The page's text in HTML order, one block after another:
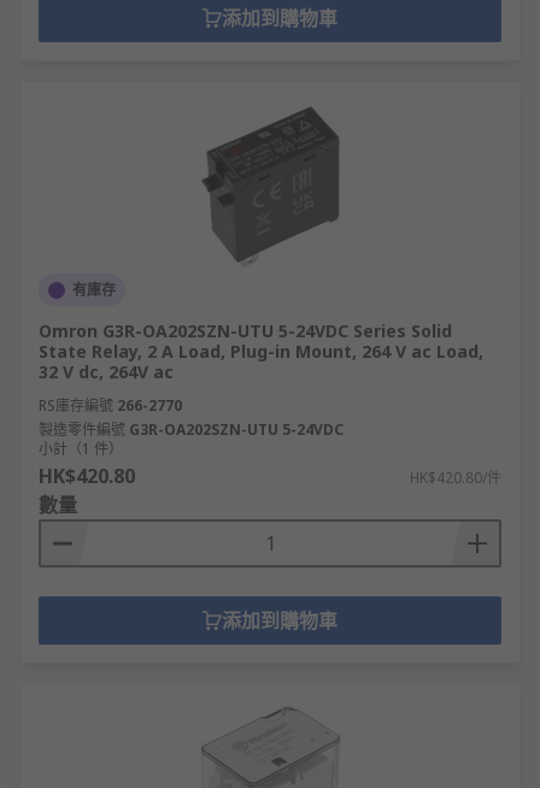
添加到購物車
有庫存
Omron G3R-OA202SZN-UTU 5-24VDC Series Solid
State Relay, 2 A Load, Plug-in Mount, 264 V ac Load,
32 V dc, 264V ac
RS庫存編號 266-2770
製造零件編號 G3R-OA202SZN-UTU 5-24VDC
小計（1 件）
HK$420.80 HK$420.80/件
數量
添加到購物車